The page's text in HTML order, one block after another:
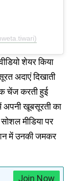
शेयर किया
अदाएं दिखाती
चेंज करती हुई
अपनी खूबसूरती का
मीडिया पर
में उनकी जमकर
Join Now